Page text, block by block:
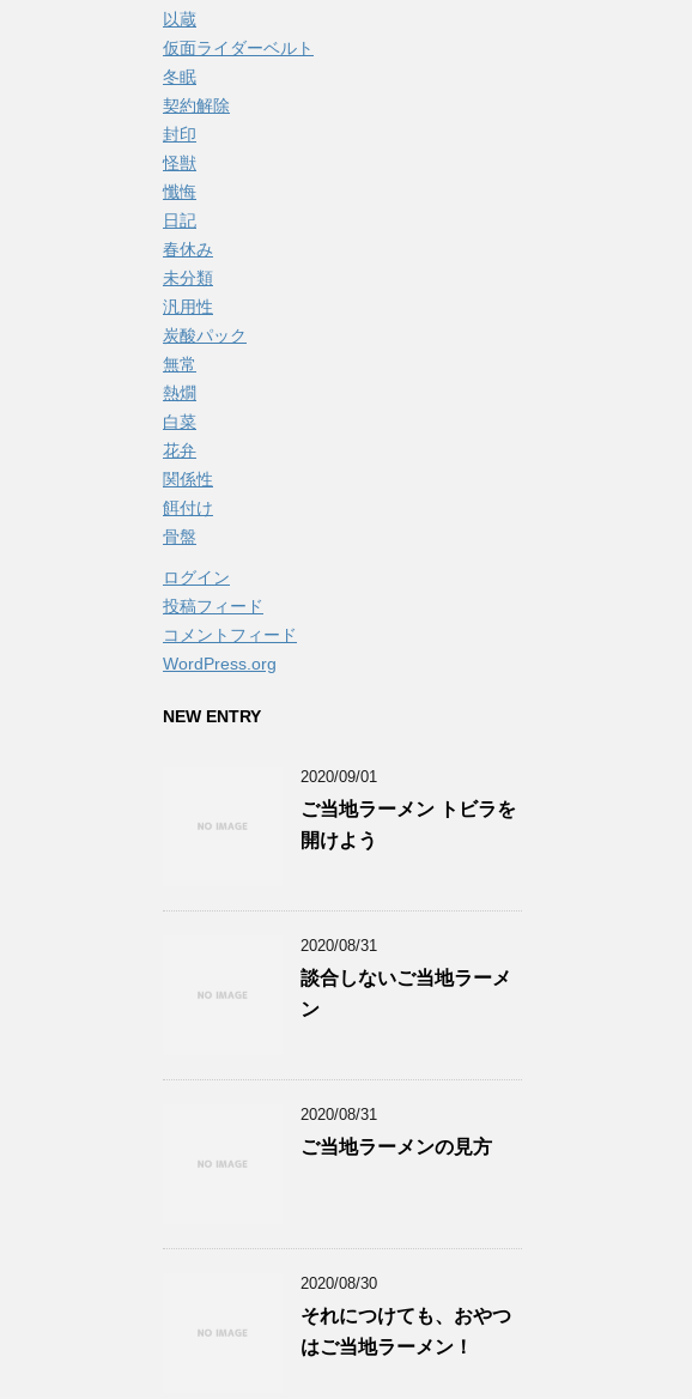
以蔵
仮面ライダーベルト
冬眠
契約解除
封印
怪獣
懺悔
日記
春休み
未分類
汎用性
炭酸パック
無常
熱燗
白菜
花弁
関係性
餌付け
骨盤
ログイン
投稿フィード
コメントフィード
WordPress.org
NEW ENTRY
2020/09/01
ご当地ラーメン トビラを
開けよう
2020/08/31
談合しないご当地ラーメ
ン
2020/08/31
ご当地ラーメンの見方
2020/08/30
それにつけても、おやつ
はご当地ラーメン！